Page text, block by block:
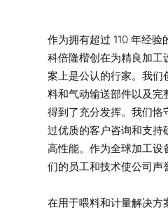
作为拥有超过 110 年经验
科倍隆楷创在为精良加工
案上是公认的行家。我们
料和气动输送部件以及完
得到了充分发挥。我们恪
过优质的客户咨询和支持
高性能。作为全球加工设
们的员工和技术使公司声
在用于喂料和计量解决方